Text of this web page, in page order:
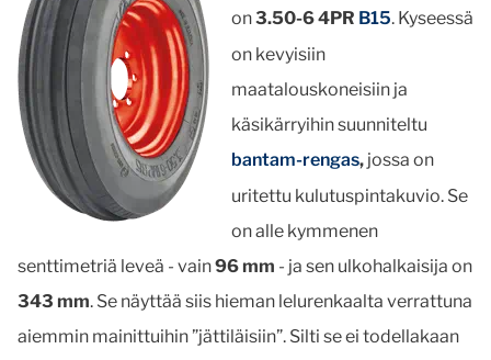
on3.50-6 4PR B15. Kyseessä
on kevyisiin
maatalouskoneisiin ja
käsikärryihin suunniteltu
bantam-rengas, jossa on
uritettu kulutuspintakuvio. Se
on alle kymmenen
senttimetriä leveä - vain96 mm - ja sen ulkohalkaisija on
343 mm. Se näyttää siis hieman lelurenkaalta verrattuna
aiemmin mainittuihin ”jättiläisiin”. Silti se ei todellakaan